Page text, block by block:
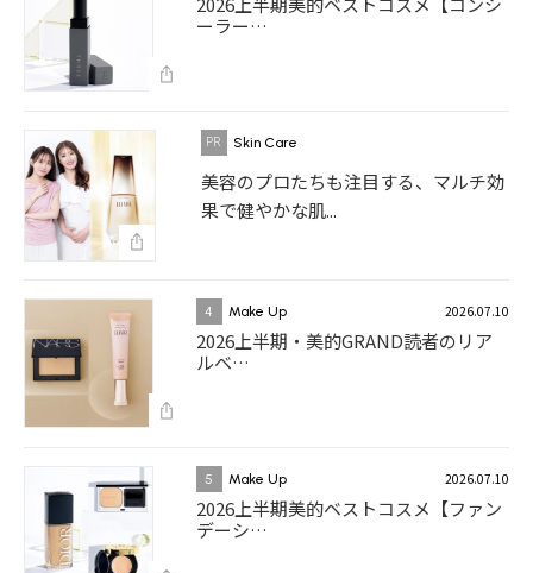
ーラー…
Skin Care
美容のプロたちも注目する、マルチ効
果で健やかな肌...
4 Make Up 2026.07.10
2026上半期・美的GRAND読者のリア
ルベ…
5 Make Up 2026.07.10
2026上半期美的ベストコスメ【ファン
デーシ…